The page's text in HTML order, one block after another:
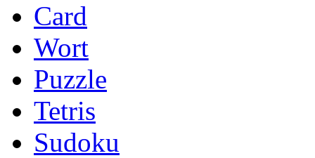
Card
Wort
Puzzle
Tetris
Sudoku